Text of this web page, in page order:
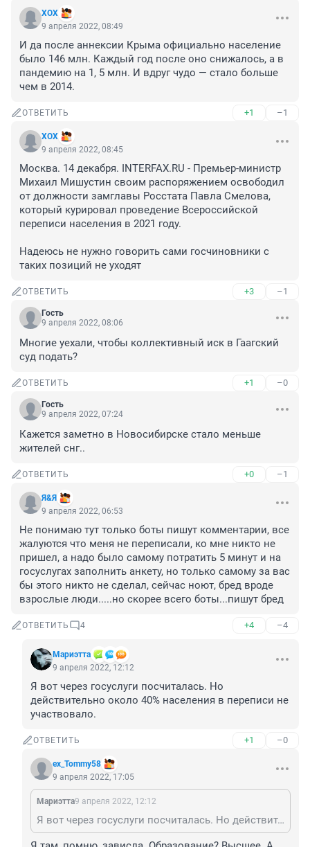
XOX
9 апреля 2022, 08:49
И да после аннексии Крыма официально население
было 146 млн. Каждый год после оно снижалось, а в
пандемию на 1, 5 млн. И вдруг чудо — стало больше
чем в 2014.
ОТВЕТИТЬ +1 –1
XOX
9 апреля 2022, 08:45
Москва. 14 декабря. INTERFAX.RU - Премьер-министр
Михаил Мишустин своим распоряжением освободил
от должности замглавы Росстата Павла Смелова,
который курировал проведение Всероссийской
переписи населения в 2021 году.
Надеюсь не нужно говорить сами госчиновники с
таких позиций не уходят
ОТВЕТИТЬ +3 –1
Гость
9 апреля 2022, 08:06
Многие уехали, чтобы коллективный иск в Гаагский
суд подать?
ОТВЕТИТЬ +1 –0
Гость
9 апреля 2022, 07:24
Кажется заметно в Новосибирске стало меньше
жителей снг..
ОТВЕТИТЬ +0 –1
Я&Я
9 апреля 2022, 06:53
Не понимаю тут только боты пишут комментарии, все
жалуются что меня не переписали, ко мне никто не
пришел, а надо было самому потратить 5 минут и на
госуслугах заполнить анкету, но только самому за вас
бы этого никто не сделал, сейчас ноют, бред вроде
взрослые люди.....но скорее всего боты...пишут бред
ОТВЕТИТЬ 4 +4 –4
Мариэтта
9 апреля 2022, 12:12
Я вот через госуслуги посчиталась. Но
действительно около 40% населения в переписи не
участвовало.
ОТВЕТИТЬ +1 –0
ex_Tommy58
9 апреля 2022, 17:05
Мариэтта9 апреля 2022, 12:12
Я вот через госуслуги посчиталась. Но действительно около 40% населения в переписи не участвовало.